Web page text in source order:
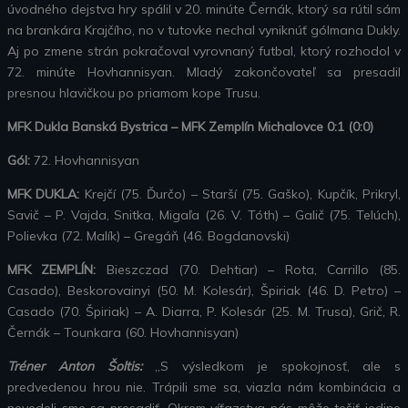
úvodného dejstva hry spálil v 20. minúte Černák, ktorý sa rútil sám
na brankára Krajčího, no v tutovke nechal vyniknúť gólmana Dukly.
Aj po zmene strán pokračoval vyrovnaný futbal, ktorý rozhodol v
72. minúte Hovhannisyan. Mladý zakončovateľ sa presadil
presnou hlavičkou po priamom kope Trusu.
MFK Dukla Banská Bystrica – MFK Zemplín Michalovce 0:1 (0:0)
Gól: 72. Hovhannisyan
MFK DUKLA: Krejčí (75. Ďurčo) – Starší (75. Gaško), Kupčík, Prikryl,
Savič – P. Vajda, Snitka, Migaľa (26. V. Tóth) – Galič (75. Telúch),
Polievka (72. Malík) – Gregáň (46. Bogdanovski)
MFK ZEMPLÍN: Bieszczad (70. Dehtiar) – Rota, Carrillo (85.
Casado), Beskorovainyi (50. M. Kolesár), Špiriak (46. D. Petro) –
Casado (70. Špiriak) – A. Diarra, P. Kolesár (25. M. Trusa), Grič, R.
Černák – Tounkara (60. Hovhannisyan)
Tréner Anton Šoltis:„S výsledkom je spokojnosť, ale s
predvedenou hrou nie. Trápili sme sa, viazla nám kombinácia a